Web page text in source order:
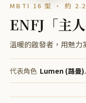
MBTI 16 型 · 約
ENFJ 「主
溫暖的啟發者，用魅力
代表角色 Lumen (路曼)